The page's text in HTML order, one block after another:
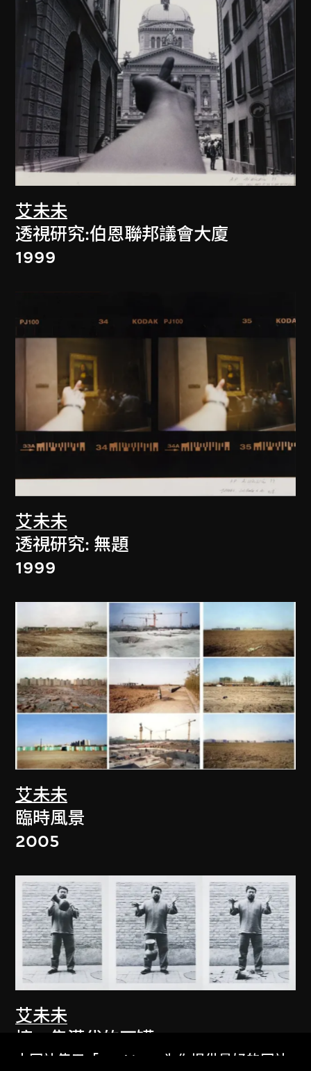
艾未未
透視研究:伯恩聯邦議會大廈
1999
艾未未
透視研究: 無題
1999
艾未未
臨時風景
2005
艾未未
摔一隻漢代的瓦罐
1995
本网站使用「Cookies」为你提供最好的网站